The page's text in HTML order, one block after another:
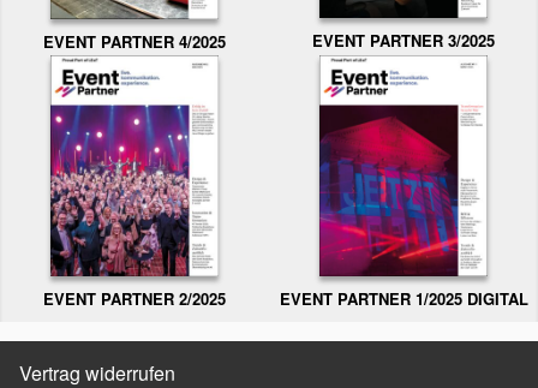
EVENT PARTNER 4/2025 EVENT PARTNER 3/2025
EVENT PARTNER 2/2025 EVENT PARTNER 1/2025 DIGITAL
Vertrag widerrufen